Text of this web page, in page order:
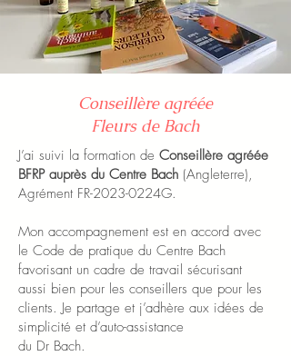
Conseillère agréée
Fleurs de Bach
J’ai suivi la formation de Conseillère agréée
BFRP auprès du Centre Bach (Angleterre),
Agrément FR-2023-0224G.
Mon accompagnement est en accord avec
le Code de pratique du Centre Bach
favorisant un cadre de travail sécurisant
aussi bien pour les conseillers que pour les
clients. Je partage et j’adhère aux idées de
simplicité et d’auto-assistance
du Dr Bach.